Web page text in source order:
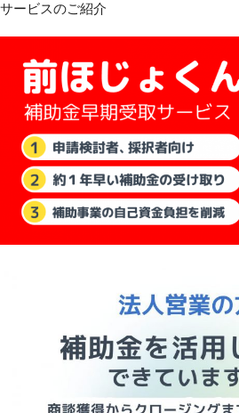
サービスのご紹介